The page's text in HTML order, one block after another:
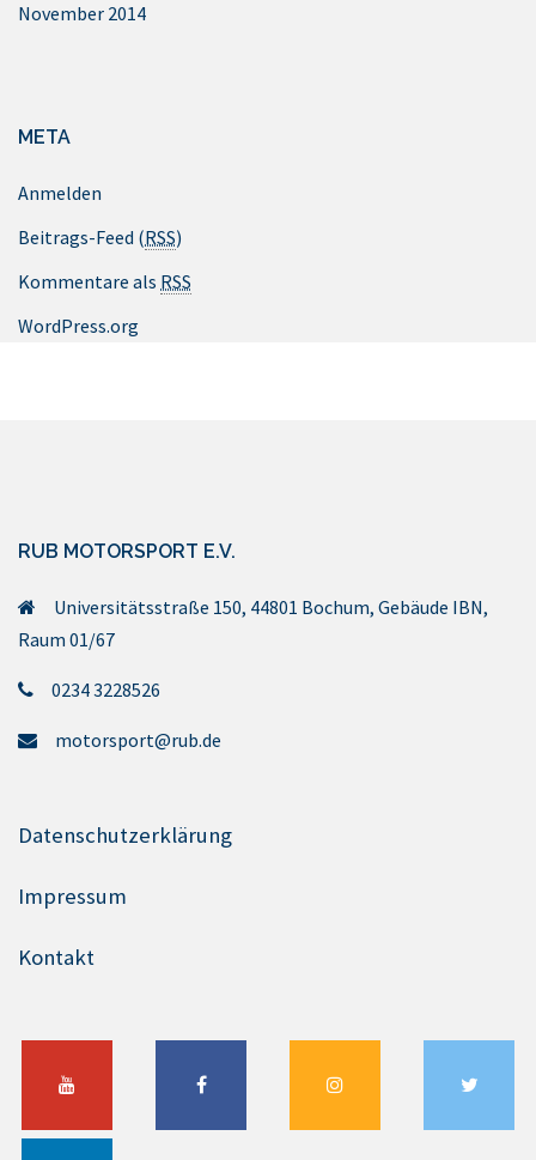
November 2014
META
Anmelden
Beitrags-Feed (RSS)
Kommentare als RSS
WordPress.org
RUB MOTORSPORT E.V.
Universitätsstraße 150, 44801 Bochum, Gebäude IBN,
Raum 01/67
0234 3228526
motorsport@rub.de
Datenschutzerklärung
Impressum
Kontakt